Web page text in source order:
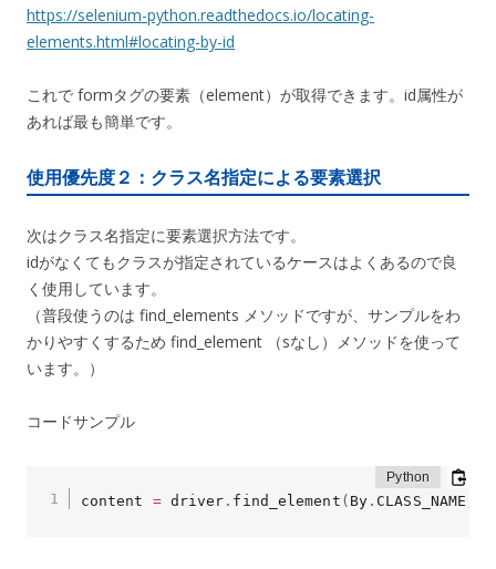
https://selenium-python.readthedocs.io/locating-
elements.html#locating-by-id
これで formタグの要素（element）が取得できます。id属性が
あれば最も簡単です。
使用優先度２：クラス名指定による要素選択
次はクラス名指定に要素選択方法です。
idがなくてもクラスが指定されているケースはよくあるので良
く使用しています。
（普段使うのは find_elements メソッドですが、サンプルをわ
かりやすくするため find_element （sなし）メソッドを使って
います。）
コードサンプル
content = driver . find_element ( By . CLASS_NAME